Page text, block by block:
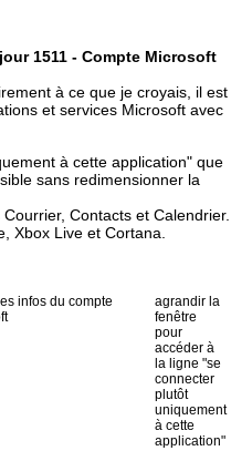
1511 - Compte Microsoft
à ce que je croyais, il est
et services Microsoft avec
à cette application" que
sans redimensionner la
Contacts et Calendrier.
Xbox Live et Cortana.
infos du compte
agrandir la
fenêtre
pour
accéder à
la ligne "se
connecter
plutôt
uniquement
à cette
application"